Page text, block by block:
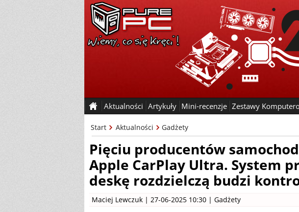
Aktualności Artykuły Mini-recenzje Zestawy
Start Aktualności Gadżety
Pięciu producentów
Apple CarPlay Ultra. System
deskę rozdzielczą budzi
Maciej Lewczuk | 27-06-2025 10:30 | Gadżety